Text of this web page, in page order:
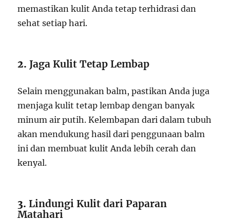
memastikan kulit Anda tetap terhidrasi dan
sehat setiap hari.
2.Jaga Kulit Tetap Lembap
Selain menggunakan balm, pastikan Anda juga
menjaga kulit tetap lembap dengan banyak
minum air putih. Kelembapan dari dalam tubuh
akan mendukung hasil dari penggunaan balm
ini dan membuat kulit Anda lebih cerah dan
kenyal.
3.Lindungi Kulit dari Paparan
Matahari